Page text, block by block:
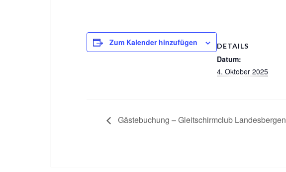
Zum Kalender hinzufügen DETAILS
Datum:
4. Oktober 2025
Gästebuchung – Gleitschirmclub Landesbergen